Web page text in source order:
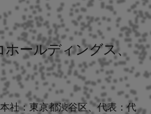
ールディングス、
社：東京都渋谷区、代表：代